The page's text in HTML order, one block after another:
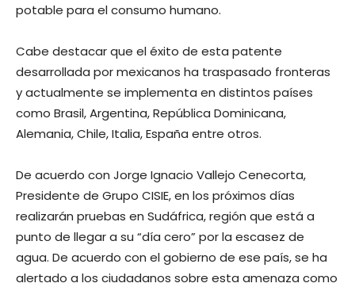
potable para el consumo humano.
Cabe destacar que el éxito de esta patente
desarrollada por mexicanos ha traspasado fronteras
y actualmente se implementa en distintos países
como Brasil, Argentina, República Dominicana,
Alemania, Chile, Italia, España entre otros.
De acuerdo con Jorge Ignacio Vallejo Cenecorta,
Presidente de Grupo CISIE, en los próximos días
realizarán pruebas en Sudáfrica, región que está a
punto de llegar a su “día cero” por la escasez de
agua. De acuerdo con el gobierno de ese país, se ha
alertado a los ciudadanos sobre esta amenaza como